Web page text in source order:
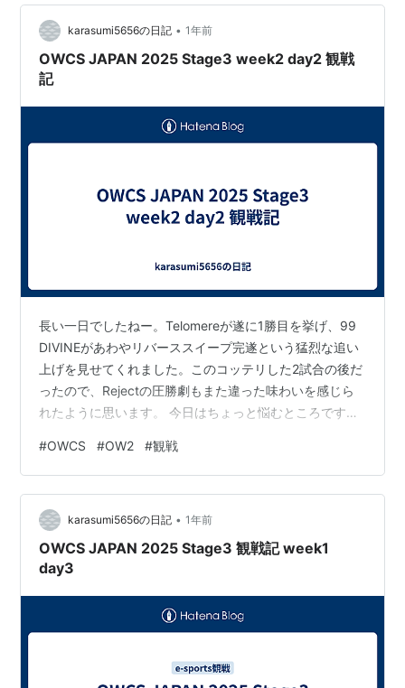
はリニューアルしたばかりのUCI 2025となっており以前
のUCIコースとは全くの別…
karasumi5656の日記 • 1年前
OWCS JAPAN 2025 Stage3 week2 day2 観戦
記
長い一日でしたねー。Telomereが遂に1勝目を挙げ、99
DIVINEがあわやリバーススイープ完遂という猛烈な追い
上げを見せてくれました。このコッテリした2試合の後だ
ったので、Rejectの圧勝劇もまた違った味わいを感じら
れたように思います。 今日はちょっと悩むところです
ょう。 Samoa Leonopteryx選手が強かった試合だと思い
ます。まあ個人的にかなり好きなタンクなので贔屓目が
入ってる部分もあるでしょうが、特に第1でジャンカーの
シャウトにウィンスのバリア、とにかくスキルが大事な
場面で刺さりまくっていた印象で…
#OWCS #OW2 #観戦
karasumi5656の日記 • 1年前
OWCS JAPAN 2025 Stage3 観戦記 week1
day3